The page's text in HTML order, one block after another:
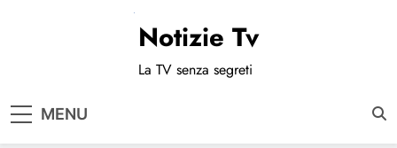
Notizie Tv
La TV senza segreti
MENU